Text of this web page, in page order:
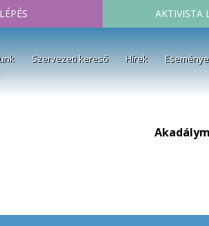
AKTIVISTA
Szervezeti kereső Hírek